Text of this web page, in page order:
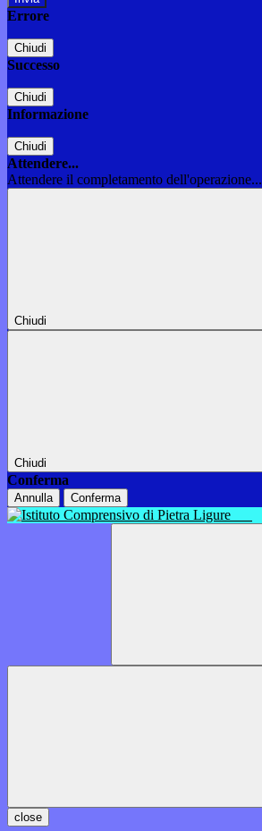
Errore
Chiudi
Successo
Chiudi
Informazione
Chiudi
Attendere...
Attendere il completamento dell'operazione...
Chiudi
Chiudi
Conferma
Annulla Conferma
close